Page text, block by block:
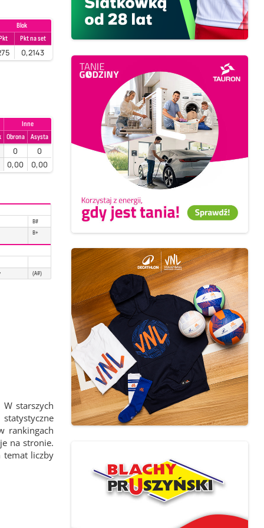
Blok
Pkt na set
0,2143
Inne
Obrona Asysta
0
0
0,00 0,00
B#
B+
(A#)
starszych
rankingach
na stronie.
temat liczby